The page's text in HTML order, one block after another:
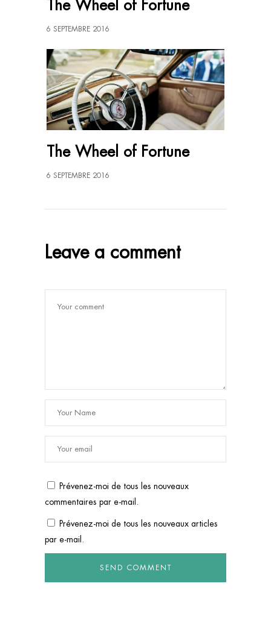
The Wheel of Fortune
6 SEPTEMBRE 2016
The Wheel of Fortune
6 SEPTEMBRE 2016
Leave a comment
Prévenez-moi de tous les nouveaux
commentaires par e-mail.
Prévenez-moi de tous les nouveaux articles
par e-mail.